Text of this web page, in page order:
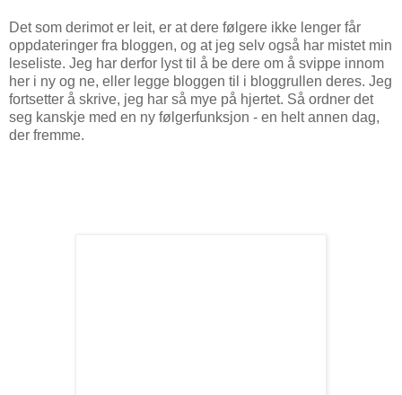
Det som derimot er leit, er at dere følgere ikke lenger får
oppdateringer fra bloggen, og at jeg selv også har mistet min
leseliste. Jeg har derfor lyst til å be dere om å svippe innom
her i ny og ne, eller legge bloggen til i bloggrullen deres. Jeg
fortsetter å skrive, jeg har så mye på hjertet. Så ordner det
seg kanskje med en ny følgerfunksjon - en helt annen dag,
der fremme.